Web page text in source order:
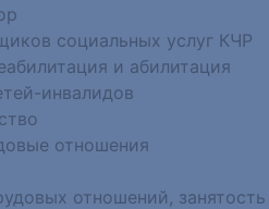
социальных услуг КЧР
и абилитация
инвалидов
отношения
отношений, занятость